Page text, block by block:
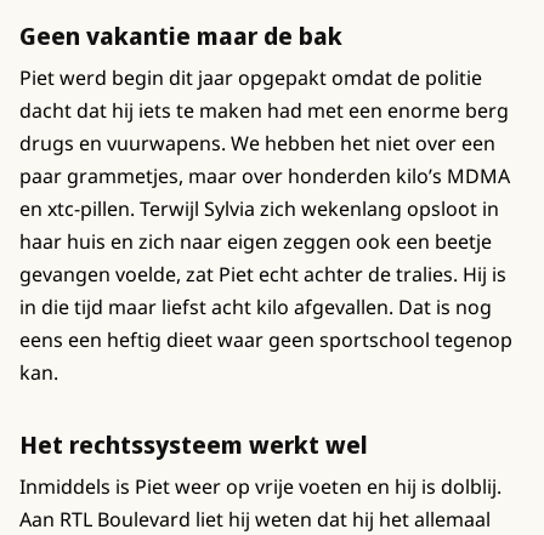
Geen vakantie maar de bak
Piet werd begin dit jaar opgepakt omdat de politie
dacht dat hij iets te maken had met een enorme berg
drugs en vuurwapens. We hebben het niet over een
paar grammetjes, maar over honderden kilo’s MDMA
en xtc-pillen. Terwijl Sylvia zich wekenlang opsloot in
haar huis en zich naar eigen zeggen ook een beetje
gevangen voelde, zat Piet echt achter de tralies. Hij is
in die tijd maar liefst acht kilo afgevallen. Dat is nog
eens een heftig dieet waar geen sportschool tegenop
kan.
Het rechtssysteem werkt wel
Inmiddels is Piet weer op vrije voeten en hij is dolblij.
Aan RTL Boulevard liet hij weten dat hij het allemaal